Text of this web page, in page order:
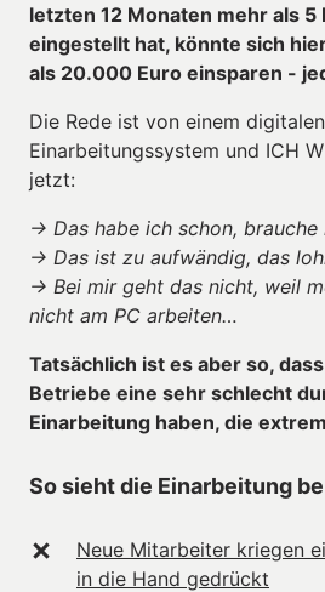
letzten 12 Monaten mehr als
eingestellt hat, könnte sich
als 20.000 Euro einsparen -
Die Rede ist von einem digitalen
Einarbeitungssystem und ICH
jetzt:
-> Das habe ich schon,
-> Das ist zu aufwändig, das
-> Bei mir geht das nicht, weil
nicht am PC arbeiten…
Tatsächlich ist es aber so,
Betriebe eine sehr schlecht
Einarbeitung haben, die
So sieht die Einarbeitung
Neue Mitarbeiter kriegen
in die Hand gedrückt